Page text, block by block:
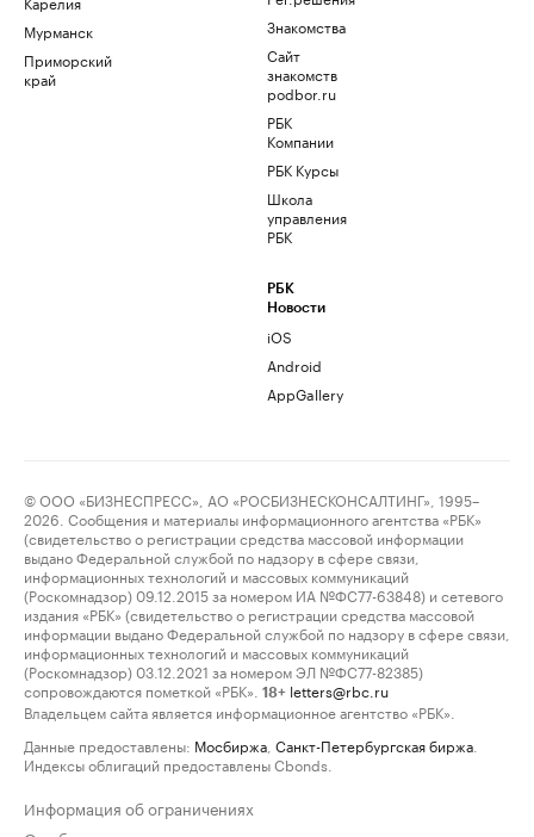
Мурманск
Приморский
край
Знакомства
Сайт
знакомств
podbor.ru
РБК
Компании
РБК Курсы
Школа
управления
РБК
РБК
Новости
iOS
Android
AppGallery
© ООО «БИЗНЕСПРЕСС», АО «РОСБИЗНЕСКОНСАЛТИНГ», 1995–
2026. Сообщения и материалы информационного агентства «РБК»
(свидетельство о регистрации средства массовой информации
выдано Федеральной службой по надзору в сфере связи,
информационных технологий и массовых коммуникаций
(Роскомнадзор) 09.12.2015 за номером ИА №ФС77-63848) и сетевого
издания «РБК» (свидетельство о регистрации средства массовой
информации выдано Федеральной службой по надзору в сфере связи,
информационных технологий и массовых коммуникаций
(Роскомнадзор) 03.12.2021 за номером ЭЛ №ФС77-82385)
сопровождаются пометкой «РБК».
18+ letters@rbc.ru
Владельцем сайта является информационное агентство «РБК».
Данные предоставлены: Мосбиржа Санкт-Петербургская биржа
Индексы облигаций предоставлены Cbonds.
Информация об ограничениях